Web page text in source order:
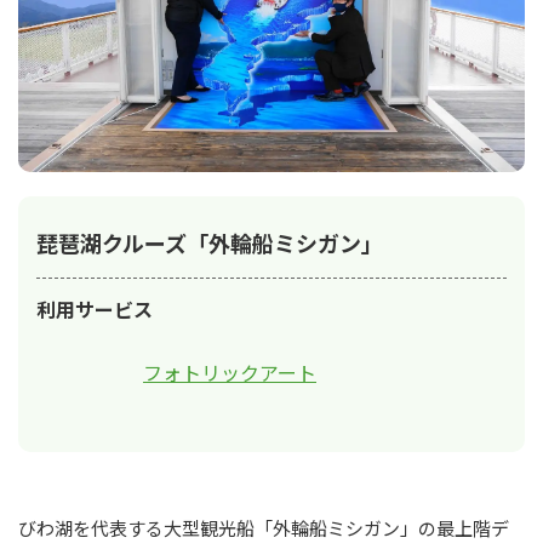
琵琶湖クルーズ「外輪船ミシガン」
利用サービス
フォトリックアート
びわ湖を代表する大型観光船「外輪船ミシガン」の最上階デ